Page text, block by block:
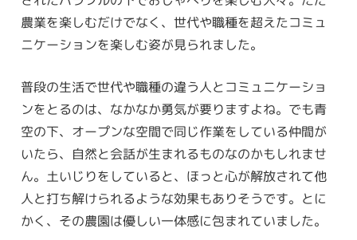
農業を楽しむだけでなく、世代や職種を超えたコミュ
ニケーションを楽しむ姿が見られました。
普段の生活で世代や職種の違う人とコミュニケーショ
ンをとるのは、なかなか勇気が要りますよね。でも青
空の下、オープンな空間で同じ作業をしている仲間が
いたら、自然と会話が生まれるものなのかもしれませ
ん。土いじりをしていると、ほっと心が解放されて他
人と打ち解けられるような効果もありそうです。とに
かく、その農園は優しい一体感に包まれていました。